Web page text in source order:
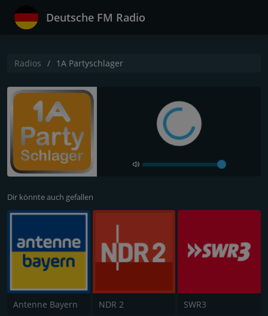
Deutsche FM Radio
Radios 1A Partyschlager
Dir könnte auch gefallen
Antenne Bayern NDR 2 SWR3